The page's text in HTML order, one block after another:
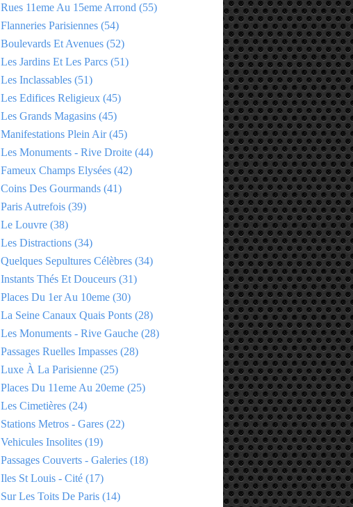
Rues 11eme Au 15eme Arrond (55)
Flanneries Parisiennes (54)
Boulevards Et Avenues (52)
Les Jardins Et Les Parcs (51)
Les Inclassables (51)
Les Edifices Religieux (45)
Les Grands Magasins (45)
Manifestations Plein Air(45)
Les Monuments - Rive Droite (44)
Fameux Champs Elysées (42)
Coins Des Gourmands (41)
Paris Autrefois (39)
Le Louvre (38)
Les Distractions (34)
Quelques Sepultures Célèbres (34)
Instants Thés Et Douceurs (31)
Places Du 1er Au 10eme (30)
La Seine Canaux Quais Ponts (28)
Les Monuments - Rive Gauche (28)
Passages Ruelles Impasses (28)
Luxe À La Parisienne (25)
Places Du 11eme Au 20eme (25)
Les Cimetières (24)
Stations Metros - Gares (22)
Vehicules Insolites (19)
Passages Couverts - Galeries (18)
Iles St Louis - Cité (17)
Sur Les Toits De Paris (14)